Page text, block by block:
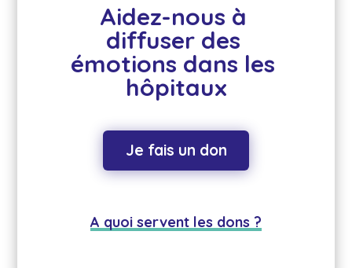
Aidez-nous à
diffuser des
émotions dans les
hôpitaux
Je fais un don
A quoi servent les dons ?